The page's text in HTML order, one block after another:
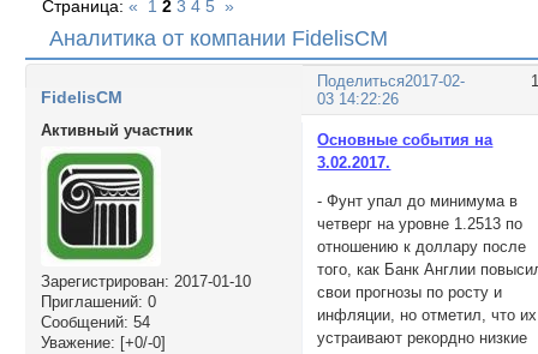
Аналитика от компании FidelisCM
Страница:« 1 2 3 4 5 »
Поделиться2017-02-
03 14:22:26
FidelisCM
Активный участник
Зарегистрирован: 2017-01-10
Приглашений: 0
Сообщений: 54
Уважение: [+0/-0]
Основные события на
3.02.2017.
- Фунт упал до минимума в
четверг на уровне 1.2513 по
отношению к доллару после
того, как Банк Англии
свои прогнозы по росту и
инфляции, но отметил, что их
устраивают рекордно низкие